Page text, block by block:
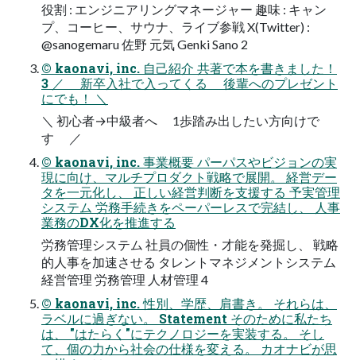
役割 : エンジニアリングマネージャー 趣味 : キャン
プ、コーヒー、サウナ、ライブ参戦 X(Twitter) :
@sanogemaru 佐野 元気 Genki Sano 2
© kaonavi, inc. 自己紹介 共著で本を書きました！
3 ／ 新卒入社で入ってくる 後輩へのプレゼント
にでも！ ＼
＼ 初心者→中級者へ 1歩踏み出したい方向けで
す ／
© kaonavi, inc. 事業概要 パーパスやビジョンの実
現に向け、マルチプロダクト戦略で展開。 経営デー
タを一元化し、 正しい経営判断を支援する 予実管理
システム 労務手続きをペーパーレスで完結し、 人事
業務のDX化を推進する
労務管理システム 社員の個性・才能を発掘し、 戦略
的人事を加速させる タレントマネジメントシステム
経営管理 労務管理 人材管理 4
© kaonavi, inc. 性別、学歴、肩書き。 それらは、
ラベルに過ぎない。 Statement そのために私たち
は、 "はたらく"にテクノロジーを実装する。 そし
て、個の力から社会の仕様を変える。 カオナビが思